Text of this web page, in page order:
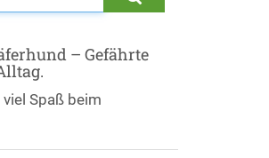
– Gefährte
Spaß beim